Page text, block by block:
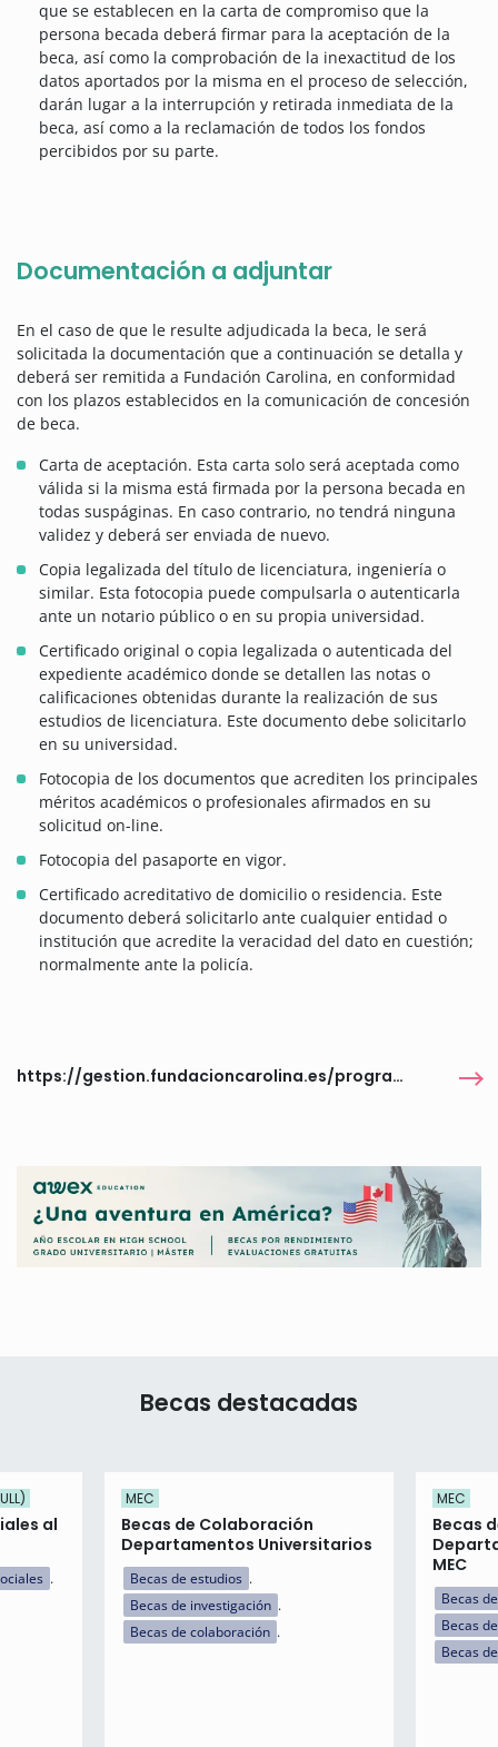
que se establecen en la carta de compromiso que la
persona becada deberá firmar para la aceptación de la
beca, así como la comprobación de la inexactitud de los
datos aportados por la misma en el proceso de selección,
darán lugar a la interrupción y retirada inmediata de la
beca, así como a la reclamación de todos los fondos
percibidos por su parte.
Documentación a adjuntar
En el caso de que le resulte adjudicada la beca, le será
solicitada la documentación que a continuación se detalla y
deberá ser remitida a Fundación Carolina, en conformidad
con los plazos establecidos en la comunicación de concesión
de beca.
Carta de aceptación. Esta carta solo será aceptada como
válida si la misma está firmada por la persona becada en
todas suspáginas. En caso contrario, no tendrá ninguna
validez y deberá ser enviada de nuevo.
Copia legalizada del título de licenciatura, ingeniería o
similar. Esta fotocopia puede compulsarla o autenticarla
ante un notario público o en su propia universidad.
Certificado original o copia legalizada o autenticada del
expediente académico donde se detallen las notas o
calificaciones obtenidas durante la realización de sus
estudios de licenciatura. Este documento debe solicitarlo
en su universidad.
Fotocopia de los documentos que acrediten los principales
méritos académicos o profesionales afirmados en su
solicitud on-line.
Fotocopia del pasaporte en vigor.
Certificado acreditativo de domicilio o residencia. Este
documento deberá solicitarlo ante cualquier entidad o
institución que acredite la veracidad del dato en cuestión;
normalmente ante la policía.
https://gestion.fundacioncarolina.es/programas
Becas destacadas
al
MEC
Becas de Colaboración
Departamentos Universitarios
Becas de estudios
Becas de investigación
Becas de colaboración
MEC
Becas
MEC
Becas
Becas
Becas